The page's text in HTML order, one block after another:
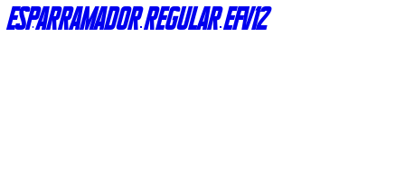
Esparramador regular EFV12